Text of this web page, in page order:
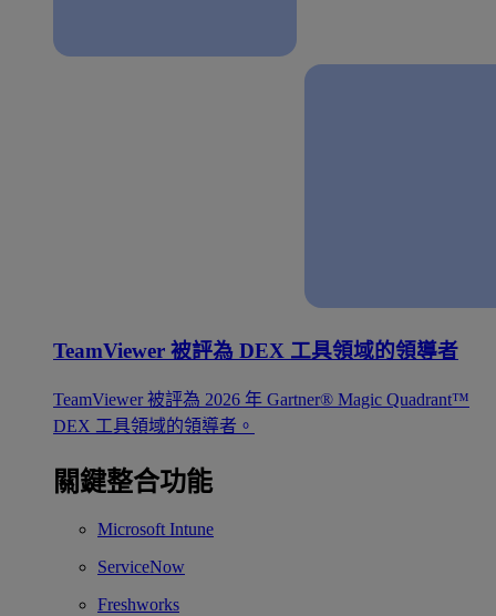
TeamViewer 被評為 DEX 工具領域的領導者
TeamViewer 被評為 2026 年 Gartner® Magic Quadrant™
DEX 工具領域的領導者。
關鍵整合功能
Microsoft Intune
ServiceNow
Freshworks